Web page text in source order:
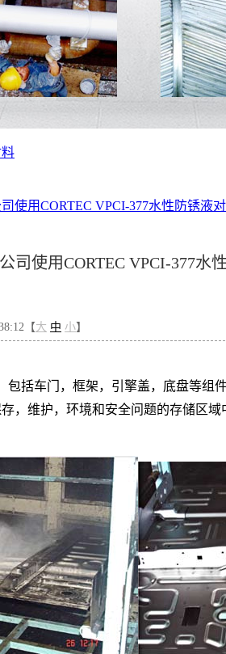
使用CORTEC VPCI-377水性防锈液
司使用CORTEC VPCI-377水
【大 中 小】
括车门，框架，引擎盖，底盘等组
维护，环境和安全问题的存储区